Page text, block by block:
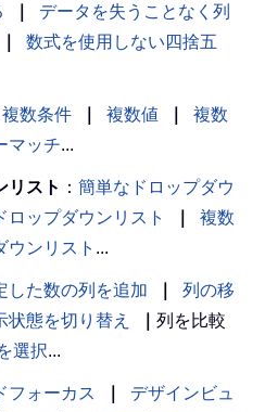
データを失うことなく列
数式を使用しない四捨五
複数条件 複数値
複数
マッチ...
リスト ： 簡単なドロップダウ
ロップダウンリスト
複数
ウンリスト ...
した数の列を追加
列の移
状態を切り替え
列を比較
選択...
フォーカス
デザインビュ